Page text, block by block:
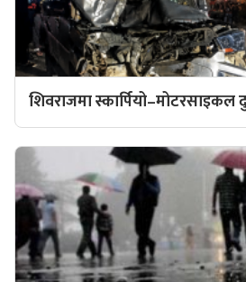
शिवराजमा स्कार्पियो–मोटरसाइकल